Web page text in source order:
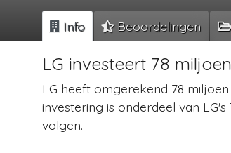
Info Beoordelingen
LG investeert 78
LG heeft omgerekend 78
investering is onderdeel van
volgen.